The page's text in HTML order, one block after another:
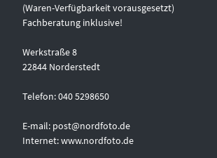
(Waren-Verfügbarkeit vorausgesetzt)
Fachberatung inklusive!
Werkstraße 8
22844 Norderstedt
Telefon: 040 5298650
E-mail: post@nordfoto.de
Internet: www.nordfoto.de